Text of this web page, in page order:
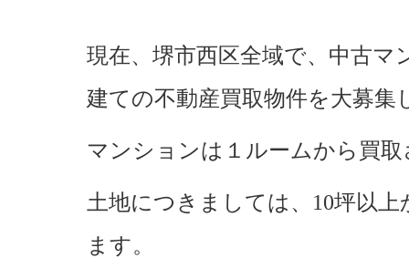
現在、堺市西区全域で、中古マ
建ての不動産買取物件を大募集
マンションは１ルームから買
土地につきましては、10坪以
ます。